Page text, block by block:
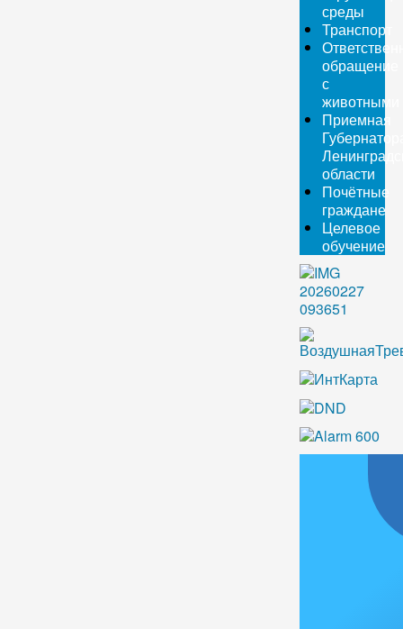
среды
Транспорт
обращение
с
животными
Приемная
области
Почётные
граждане
Целевое
обучение